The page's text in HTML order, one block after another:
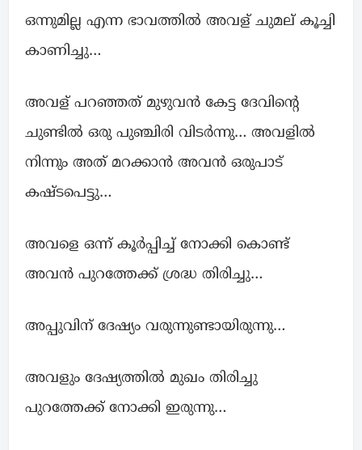
ഒന്നുമില്ല എന്ന ഭാവത്തില്‍ അവള് ചുമല് കൂച്ചി
കാണിച്ചു…
അവള് പറഞ്ഞത് മുഴുവന്‍ കേട്ട ദേവിന്റെ
ചുണ്ടില്‍ ഒരു പുഞ്ചിരി വിടര്‍ന്നു… അവളില്‍
നിന്നും അത് മറക്കാൻ അവന്‍ ഒരുപാട്
കഷ്ടപെട്ടു…
അവളെ ഒന്ന് കൂര്‍പ്പിച്ച് നോക്കി കൊണ്ട്
അവന്‍ പുറത്തേക്ക് ശ്രദ്ധ തിരിച്ചു…
അപ്പുവിന് ദേഷ്യം വരുന്നുണ്ടായിരുന്നു…
അവളും ദേഷ്യത്തില്‍ മുഖം തിരിച്ചു
പുറത്തേക്ക് നോക്കി ഇരുന്നു…